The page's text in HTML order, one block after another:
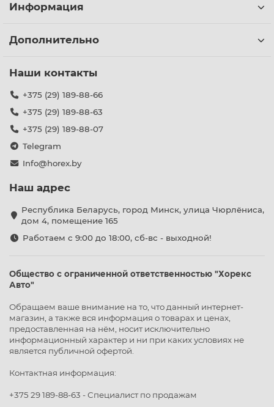
Информация
Дополнительно
Наши контакты
+375 (29) 189-88-66
+375 (29) 189-88-63
+375 (29) 189-88-07
Telegram
Info@horex.by
Наш адрес
Республика Беларусь, город Минск, улица Чюрлёниса,
дом 4, помещение 165
Работаем с 9:00 до 18:00, сб-вс - выходной!
Общество с ограниченной ответственностью "Хорекс
Авто"
Обращаем ваше внимание на то, что данный интернет-
магазин, а также вся информация о товарах и ценах,
предоставленная на нём, носит исключительно
информационный характер и ни при каких условиях не
является публичной офертой.
Контактная информация:
+375 29 189-88-63 - Специалист по продажам